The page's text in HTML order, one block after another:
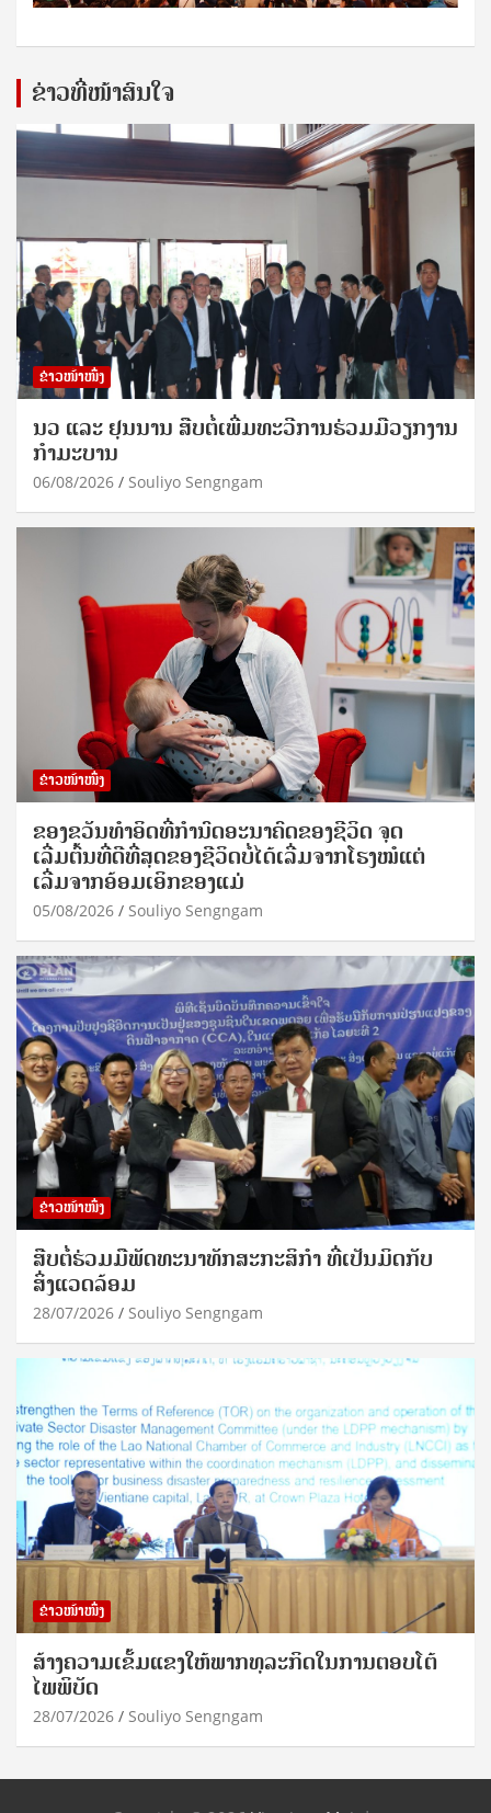
ຂ່າວທີ່ໜ້າສົນໃຈ
ຂ່າວໜ້າໜຶ່ງ
ນວ ແລະ ຢຸນນານ ສືບຕໍ່ເພີ່ມທະວີການຮ່ວມມືວຽກງານ
ກຳມະບານ
06/08/2026 Souliyo Sengngam
ຂ່າວໜ້າໜຶ່ງ
ຂອງຂວັນທໍາອິດທີ່ກໍານົດອະນາຄົດຂອງຊີວິດ ຈຸດ
ເລີ່ມຕົ້ນທີ່ດີທີ່ສຸດຂອງຊີວິດບໍ່ໄດ້ເລີ່ມຈາກໂຮງໝໍແຕ່
ເລີ່ມຈາກອ້ອມເອິກຂອງແມ່
05/08/2026 Souliyo Sengngam
ຂ່າວໜ້າໜຶ່ງ
ສືບຕໍ່ຮ່ວມມືພັດທະນາທັກສະກະສິກຳ ທີ່ເປັນມິດກັບ
ສິ່ງແວດລ້ອມ
28/07/2026 Souliyo Sengngam
ຂ່າວໜ້າໜຶ່ງ
ສ້າງຄວາມເຂັ້ມແຂງໃຫ້ພາກທຸລະກິດໃນການຕອບໂຕ້
ໄພພິບັດ
28/07/2026 Souliyo Sengngam